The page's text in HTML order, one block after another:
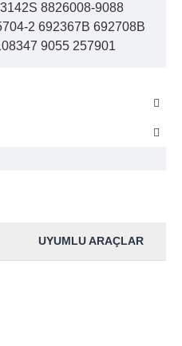
8826008-9088
2 692367B 692708B
9055 257901
UYUMLU ARAÇLAR